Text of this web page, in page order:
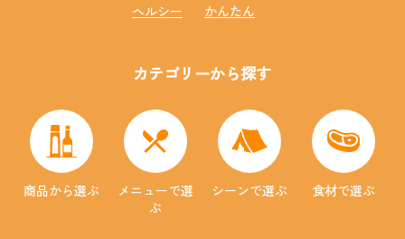
ヘルシー
かんたん
カテゴリーから探す
商品から選ぶ
メニューで選
ぶ
シーンで選ぶ 食材で選ぶ